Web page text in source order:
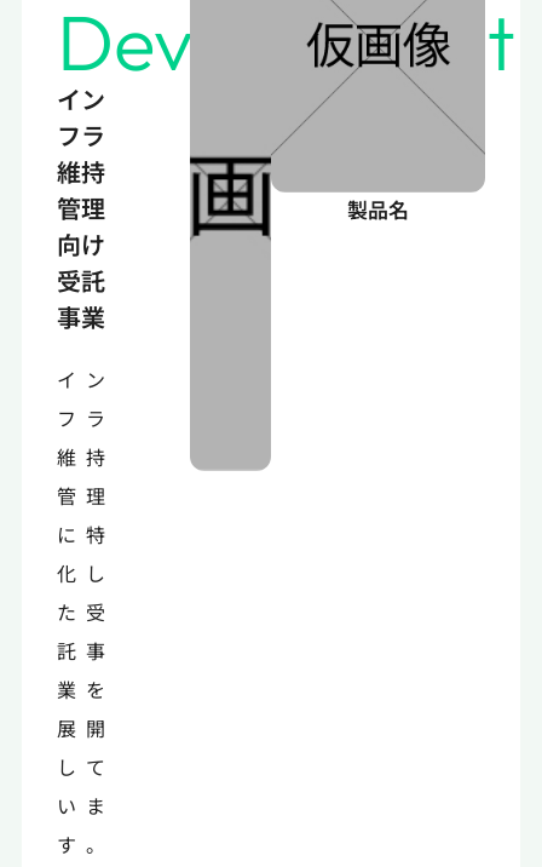
Development
イン
フラ
維持
管理
向け
受託
事業
イン
フラ
維持
管理
に特
化し
た受
託事
業を
展開
して
いま
す。
製品名